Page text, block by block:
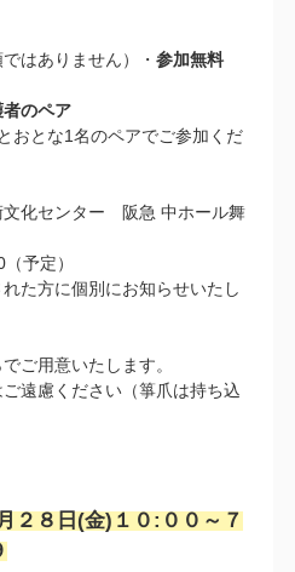
はありません）・ 参加無料
のペア
な1名のペアでご参加くだ
文化センター 阪急 中ホール舞
予定）
た方に個別にお知らせいたし
ご用意いたします。
遠慮ください（箏爪は持ち込
２８日(金)１０:００～７